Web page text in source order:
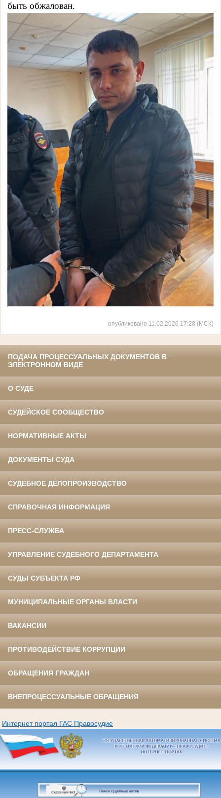
быть обжалован.
опубликовано 11.02.2026 17:28 (МСК)
ПОДАЧА ПРОЦЕССУАЛЬНЫХ ДОКУМЕНТОВ В
ЭЛЕКТРОННОМ ВИДЕ
О СУДЕ
СУДЕЙСКОЕ СООБЩЕСТВО
НОРМАТИВНЫЕ АКТЫ
ДОКУМЕНТЫ СУДА
СУДЕБНОЕ ДЕЛОПРОИЗВОДСТВО
СПРАВОЧНАЯ ИНФОРМАЦИЯ
ПРЕСС-СЛУЖБА
УПРАВЛЕНИЕ СУДЕБНОГО ДЕПАРТАМЕНТА
СУДЫ СУБЪЕКТА РФ
МУНИЦИПАЛЬНЫЕ ОРГАНЫ ВЛАСТИ
ВАКАНСИИ
ПРОТИВОДЕЙСТВИЕ КОРРУПЦИИ
ОБРАЩЕНИЯ ГРАЖДАН
ВНЕПРОЦЕССУАЛЬНЫЕ ОБРАЩЕНИЯ
Интернет портал ГАС Правосудие